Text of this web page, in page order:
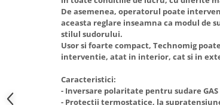
Suflante cu aer cald
Scari metalice
Scule cu acumulator
Masini de spalat vase
Masini de spalat vase incorporabile
Masini de spalat vase
independente
Masini de spalat rufe frontale
Masini de spalat rufe verticale
De asemenea, operatorul poate
aceasta reglare inseamna ca modul de
stilul sudorului.
Usor si foarte compact, Technomig
interventie, atat in interior, cat si in
Caracteristici:
- Inversare polaritate pentru sudare GAS
- Protectii termostatice, la